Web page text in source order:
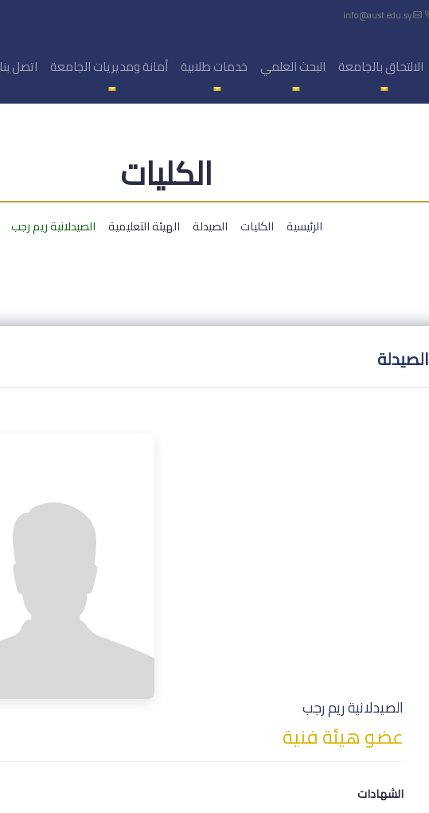
الالتحاق بالجامعة البحث العلمي خدمات طلابية أمانة ومديريات الجامعة اتصل بنا
الكليات
الرئيسية الكليات الصيدلة الهيئة التعليمية الصيدلانية ريم رجب
الصيدلة
الصيدلانية ريم رجب
عضو هيئة فنية
الشهادات